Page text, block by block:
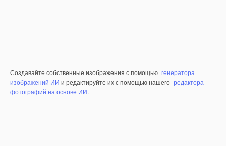
Создавайте собственные изображения с помощью генератора
изображений ИИ и редактируйте их с помощью нашего редактора
фотографий на основе ИИ.